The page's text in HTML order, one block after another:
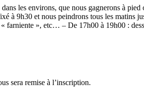
les environs, que nous gagnerons à
9h30 et nous peindrons tous les matins
», etc… – De 17h00 à 19h00 :
sera remise à l’inscription.